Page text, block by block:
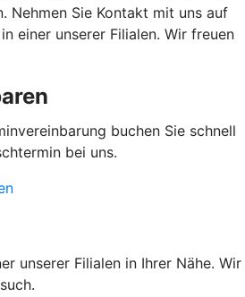
Nehmen Sie Kontakt mit uns auf
einer unserer Filialen. Wir freuen
buchen Sie schnell
bei uns.
unserer Filialen in Ihrer Nähe. Wir